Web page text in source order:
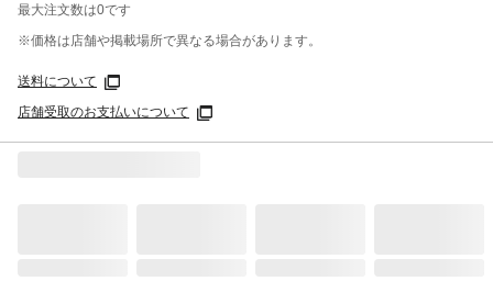
最大注文数は0です
※価格は​店舗や​掲載場所で​異なる​場合が​あります。
送料について
店舗受取のお支払いについて